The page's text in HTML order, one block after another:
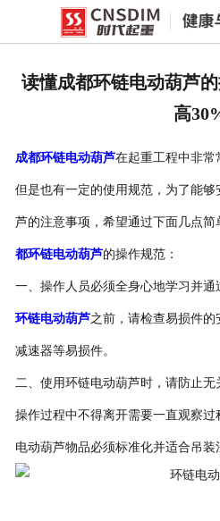
读懂成都环链电动葫芦
高
成都环链电动葫芦在起重工程中非常
但是也有一定的使用规范，为了能
芦的注意事项，希望通过下面几点
都环链电动葫芦的操作规范：
一、操作人员必须全身心地学习并通
环链电动葫芦之前，请检查易损件的
减速器等易损件。
二、使用环链电动葫芦时，请防止
操作过程中不得离开需要一直观察
电动葫芦物品必须标准化并适合吊装